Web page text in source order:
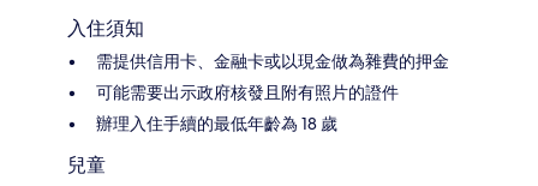
入住須知
需提供信用卡、金融卡或以現金做為雜費的押金
可能需要出示政府核發且附有照片的證件
辦理入住手續的最低年齡為 18 歲
兒童